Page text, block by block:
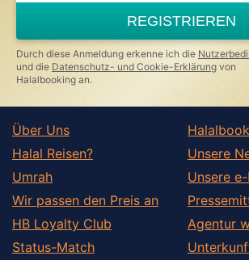
REGISTRIEREN
Durch diese Anmeldung erkenne ich die
und die Datenschutz- und Cookie-Erklärung von
Halalbooking an.
Über Uns
Halal Reisen?
Umrah
Wir passen den Preis an
HB Loyalty Club
Status-Match
Unsere
Unsere
Agentur